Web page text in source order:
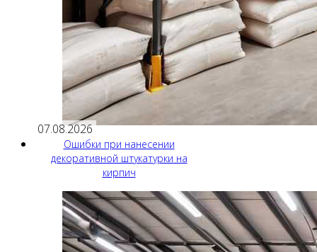
07.08.2026
Ошибки при нанесении
декоративной штукатурки на
кирпич